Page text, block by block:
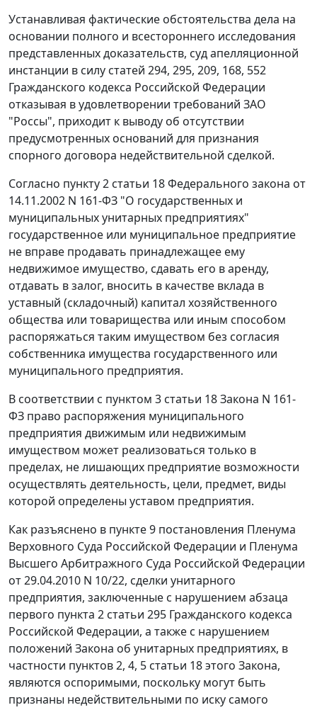
Устанавливая фактические обстоятельства дела на
основании полного и всестороннего исследования
представленных доказательств, суд апелляционной
инстанции в силу статей 294, 295, 209, 168, 552
Гражданского кодекса Российской Федерации
отказывая в удовлетворении требований ЗАО
"Россы", приходит к выводу об отсутствии
предусмотренных оснований для признания
спорного договора недействительной сделкой.
Согласно пункту 2 статьи 18Федерального закона от
14.11.2002 N 161-ФЗ "О государственных и
муниципальных унитарных предприятиях"
государственное или муниципальное предприятие
не вправе продавать принадлежащее ему
недвижимое имущество, сдавать его в аренду,
отдавать в залог, вносить в качестве вклада в
уставный (складочный) капитал хозяйственного
общества или товарищества или иным способом
распоряжаться таким имуществом без согласия
собственника имущества государственного или
муниципального предприятия.
В соответствии с пунктом 3 статьи 18Закона N 161-
ФЗ право распоряжения муниципального
предприятия движимым или недвижимым
имуществом может реализоваться только в
пределах, не лишающих предприятие возможности
осуществлять деятельность, цели, предмет, виды
которой определены уставом предприятия.
Как разъяснено в пункте 9 постановления Пленума
Верховного Суда Российской Федерации и Пленума
Высшего Арбитражного Суда Российской Федерации
от 29.04.2010 N 10/22, сделки унитарного
предприятия, заключенные с нарушением абзаца
первого пункта 2 статьи 295 Гражданского кодекса
Российской Федерации, а также с нарушением
положений Закона об унитарных предприятиях, в
частности пунктов 2, 4, 5 статьи 18 этого Закона,
являются оспоримыми, поскольку могут быть
признаны недействительными по иску самого